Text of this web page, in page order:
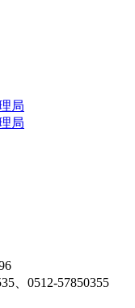
局
局
、0512-57850355